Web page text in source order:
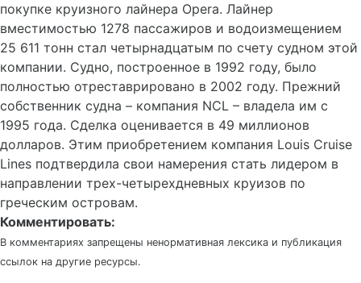
покупке круизного лайнера Opera. Лайнер
вместимостью 1278 пассажиров и водоизмещением
25 611 тонн стал четырнадцатым по счету судном этой
компании. Судно, построенное в 1992 году, было
полностью отреставрировано в 2002 году. Прежний
собственник судна – компания NCL – владела им с
1995 года. Сделка оценивается в 49 миллионов
долларов. Этим приобретением компания Louis Cruise
Lines подтвердила свои намерения стать лидером в
направлении трех-четырехдневных круизов по
греческим островам.
Комментировать:
В комментариях запрещены ненормативная лексика и публикация
ссылок на другие ресурсы.